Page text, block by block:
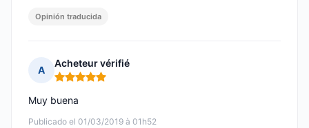
Opinión traducida
A
Acheteur vérifié
Nota: 5 de 5
Publicado el 01/03/2019 à 01h52
Muy buena